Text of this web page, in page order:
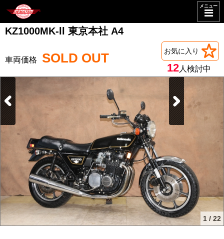
メニュー
KZ1000MK-ll 東京本社 A4
SOLD OUT お気に入り
12人検討中
1 / 22